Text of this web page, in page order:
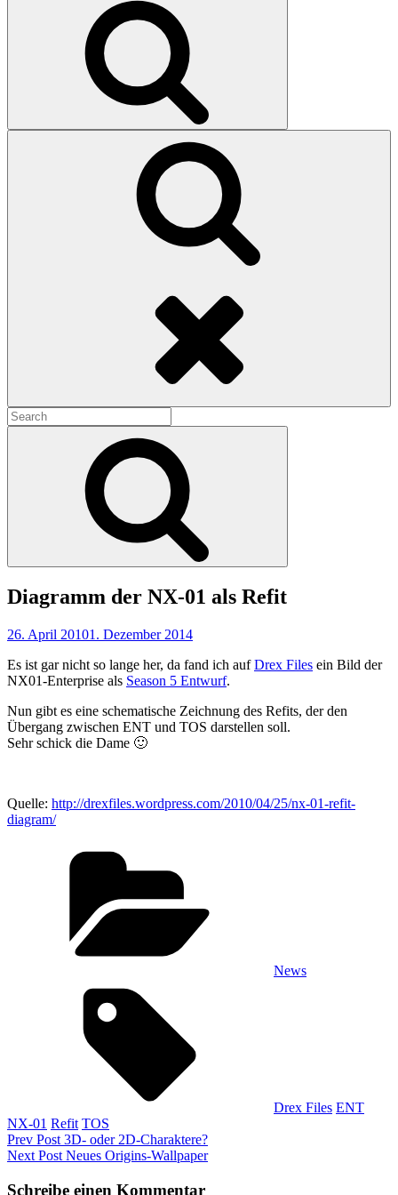
Search
for:
Diagramm der NX-01 als Refit
26. April 20101. Dezember 2014
Es ist gar nicht so lange her, da fand ich aufDrex Files ein Bild der
NX01-Enterprise als Season 5 Entwurf.
Nun gibt es eine schematische Zeichnung des Refits, der den
Übergang zwischen ENT und TOS darstellen soll.
Sehr schick die Dame 🙂
Quelle: http://drexfiles.wordpress.com/2010/04/25/nx-01-refit-
diagram/
News
Drex Files ENT
NX-01 Refit TOS
Beitragsnavigation
Previous
Post
Prev Post 3D- oder 2D-Charaktere?
Next
Next Post Neues Origins-Wallpaper
Schreibe einen Kommentar